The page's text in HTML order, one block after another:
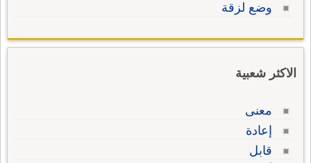
وضع لزقة
الاكثر شعبية
معنى
إعادة
قابل